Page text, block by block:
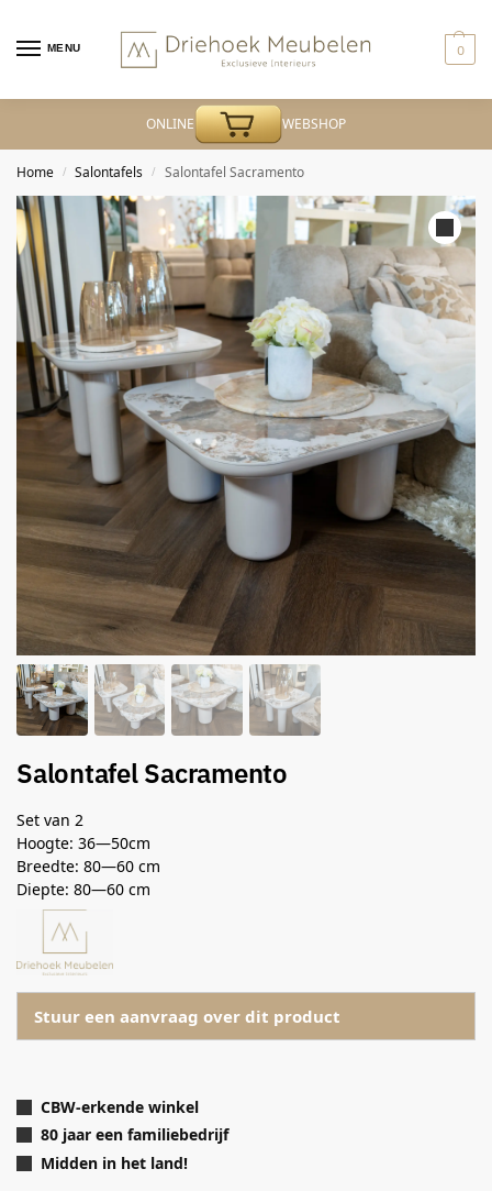
MENU 0
ONLINE WEBSHOP
Home / Salontafels / Salontafel Sacramento
Salontafel Sacramento
Set van 2
Hoogte: 36—50cm
Breedte: 80—60 cm
Diepte: 80—60 cm
Stuur een aanvraag over dit product
CBW-erkende winkel
80 jaar een familiebedrijf
Midden in het land!